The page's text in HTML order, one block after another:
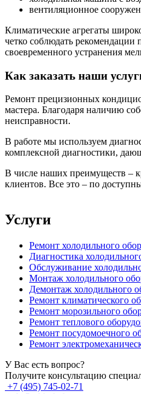
вентиляционное
Климатические агрегаты
четко соблюдать рекомендации
своевременного устранения
Как заказать наши
Ремонт прецизионных
мастера. Благодаря наличию
неисправности.
В работе мы используем
комплексной диагностики,
В числе наших преимуществ –
клиентов. Все это – по
Услуги
Ремонт холодильного
Диагностика
Обслуживание
Монтаж холодильного
Демонтаж холодильного
Ремонт климатического
Ремонт морозильного
Ремонт теплового
Ремонт посудомоечного
Ремонт
У Вас есть вопрос?
Получите консультацию
+7 (495) 745-02-71